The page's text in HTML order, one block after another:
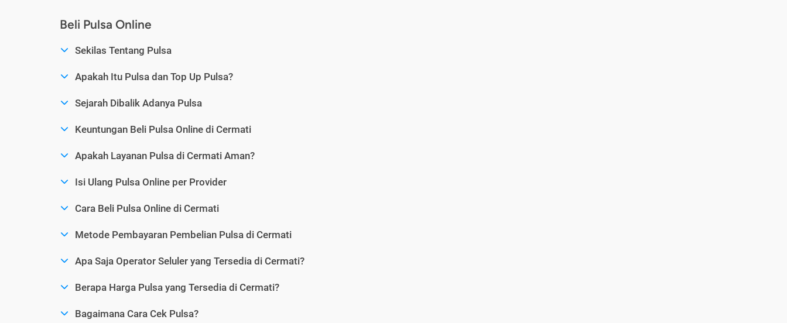
Beli Pulsa Online
Sekilas Tentang Pulsa
Apakah Itu Pulsa dan Top Up Pulsa?
Sejarah Dibalik Adanya Pulsa
Keuntungan Beli Pulsa Online di Cermati
Apakah Layanan Pulsa di Cermati Aman?
Isi Ulang Pulsa Online per Provider
Cara Beli Pulsa Online di Cermati
Metode Pembayaran Pembelian Pulsa di Cermati
Apa Saja Operator Seluler yang Tersedia di Cermati?
Berapa Harga Pulsa yang Tersedia di Cermati?
Bagaimana Cara Cek Pulsa?